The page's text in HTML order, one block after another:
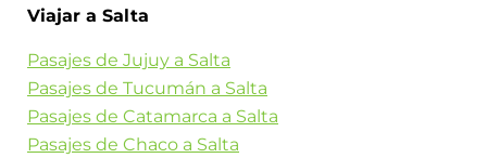
Viajar a Salta
Pasajes de Jujuy a Salta
Pasajes de Tucumán a Salta
Pasajes de Catamarca a Salta
Pasajes de Chaco a Salta